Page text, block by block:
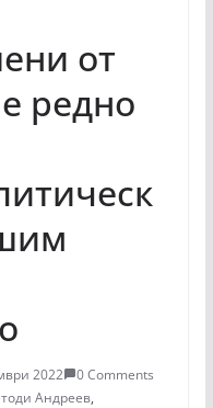
от
редно
2022
0 Comments
Андреев,